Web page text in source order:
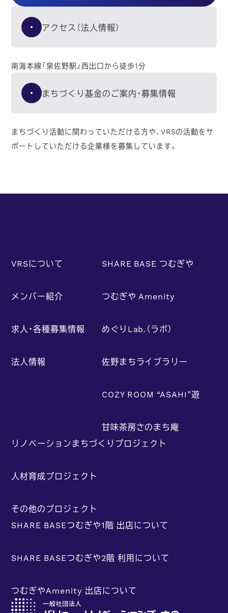
アクセス（法人情報）
南海本線「泉佐野駅」西出口から徒歩1分
まちづくり基金のご案内・募集情報
まちづくり活動に関わっていただける方や、VRSの活動をサ
ポートしていただける企業様を募集しています。
VRSについて
メンバー紹介
求人・各種募集情報
法人情報
SHARE BASE つむぎや
つむぎや Amenity
めぐりLab.（ラボ）
佐野まちライブラリー
COZY ROOM “ASAHI”遊
甘味茶房さのまち庵
リノベーションまちづくりプロジェクト
人材育成プロジェクト
その他のプロジェクト
SHARE BASEつむぎや1階 出店について
SHARE BASEつむぎや2階 利用について
つむぎやAmenity 出店について